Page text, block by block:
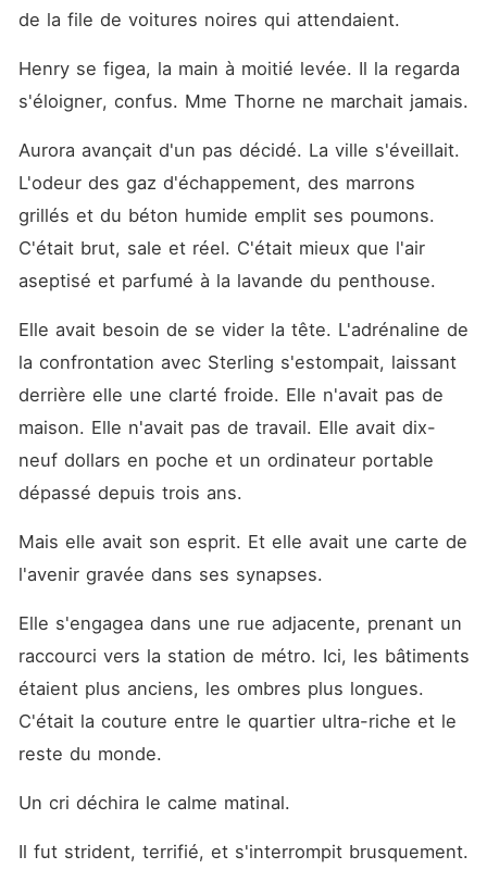
de la file de voitures noires qui attendaient.
Henry se figea, la main à moitié levée. Il la regarda
s'éloigner, confus. Mme Thorne ne marchait jamais.
Aurora avançait d'un pas décidé. La ville s'éveillait.
L'odeur des gaz d'échappement, des marrons
grillés et du béton humide emplit ses poumons.
C'était brut, sale et réel. C'était mieux que l'air
aseptisé et parfumé à la lavande du penthouse.
Elle avait besoin de se vider la tête. L'adrénaline de
la confrontation avec Sterling s'estompait, laissant
derrière elle une clarté froide. Elle n'avait pas de
maison. Elle n'avait pas de travail. Elle avait dix-
neuf dollars en poche et un ordinateur portable
dépassé depuis trois ans.
Mais elle avait son esprit. Et elle avait une carte de
l'avenir gravée dans ses synapses.
Elle s'engagea dans une rue adjacente, prenant un
raccourci vers la station de métro. Ici, les bâtiments
étaient plus anciens, les ombres plus longues.
C'était la couture entre le quartier ultra-riche et le
reste du monde.
Un cri déchira le calme matinal.
Il fut strident, terrifié, et s'interrompit brusquement.